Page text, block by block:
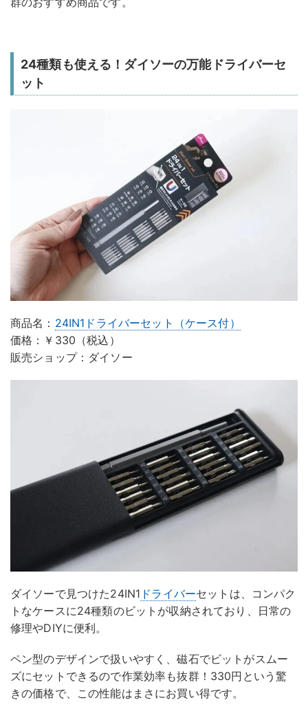
24種類も使える！ダイソーの万能ドライバーセ
ット
商品名： 24IN1ドライバーセット（ケース付）
価格：￥330（税込）
販売ショップ：ダイソー
ダイソーで見つけた24IN1 ドライバーセットは、コンパク
トなケースに24種類のビットが収納されており、日常の
修理やDIYに便利。
ペン型のデザインで扱いやすく、磁石でビットがスムー
ズにセットできるので作業効率も抜群！330円という驚
きの価格で、この性能はまさにお買い得です。